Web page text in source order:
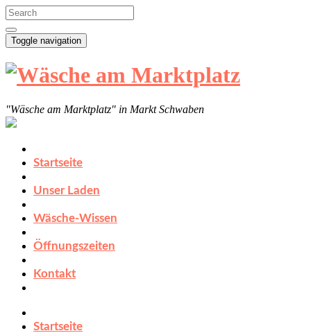
Toggle navigation
"Wäsche am Marktplatz" in Markt Schwaben
Startseite
Unser Laden
Wäsche-Wissen
Öffnungszeiten
Kontakt
Startseite